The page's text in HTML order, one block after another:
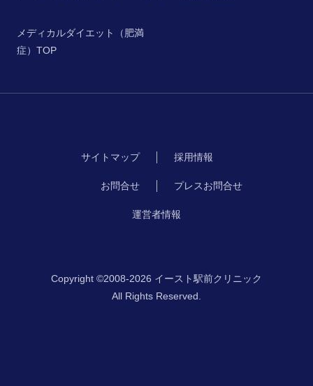
メディカルダイエット（肥満
症）TOP
サイトマップ 採用情報
お問合せ プレスお問合せ
運営者情報
Copyright ©2008-2026 イースト駅前クリニック
All Rights Reserved.